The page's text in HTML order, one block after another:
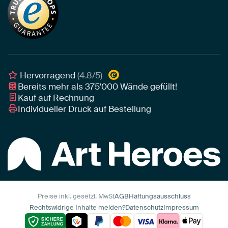
Tapete
Leinwand
Leinwand für draußen
Akustik-Tipps
Tipps von unseren Botschaftern
Individuelle Einrichtungsberatung
Unser Team
Botschafter
Awards und Preise
Art Heroes App
Hervorragend(4.8/5)
Bereits mehr als375'000Wände gefüllt!
Kauf auf Rechnung
Individueller Druck auf Bestellung
Preise inkl. gesetzl. MwStAGBHaftungsausschluss
Rechtswidrige Inhalte melden?DatenschutzImpressum